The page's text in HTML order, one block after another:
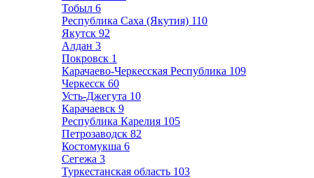
Тобыл 6
Республика Саха (Якутия) 110
Якутск 92
Алдан 3
Покровск 1
Карачаево-Черкесская Республика 109
Черкесск 60
Усть-Джегута 10
Карачаевск 9
Республика Карелия 105
Петрозаводск 82
Костомукша 6
Сегежа 3
Туркестанская область 103